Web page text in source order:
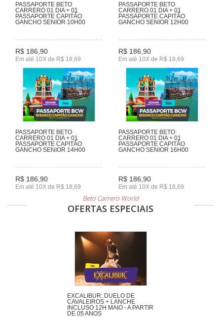
PASSAPORTE BETO
CARRERO 01 DIA + 01
PASSAPORTE CAPITÃO
GANCHO SENIOR 10H00
R$ 186,90
Em até 10X de R$ 18,69
PASSAPORTE BETO
CARRERO 01 DIA + 01
PASSAPORTE CAPITÃO
GANCHO SENIOR 12H00
R$ 186,90
Em até 10X de R$ 18,69
PASSAPORTE BETO
CARRERO 01 DIA + 01
PASSAPORTE CAPITÃO
GANCHO SENIOR 14H00
R$ 186,90
Em até 10X de R$ 18,69
PASSAPORTE BETO
CARRERO 01 DIA + 01
PASSAPORTE CAPITÃO
GANCHO SENIOR 16H00
R$ 186,90
Em até 10X de R$ 18,69
Beto Carrero World
OFERTAS ESPECIAIS
EXCALIBUR: DUELO DE
CAVALEIROS + LANCHE
INCLUSO 12H MAIO - A PARTIR
DE 05 ANOS